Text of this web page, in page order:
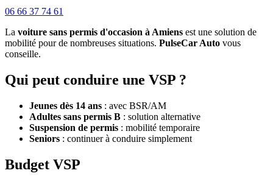
06 66 37 74 61
La voiture sans permis d'occasion à Amiens est une solution de
mobilité pour de nombreuses situations. PulseCar Auto vous
conseille.
Qui peut conduire une VSP ?
Jeunes dès 14 ans : avec BSR/AM
Adultes sans permis B : solution alternative
Suspension de permis : mobilité temporaire
Seniors : continuer à conduire simplement
Budget VSP